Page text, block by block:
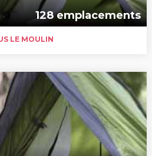
128 emplacements
LE MOULIN